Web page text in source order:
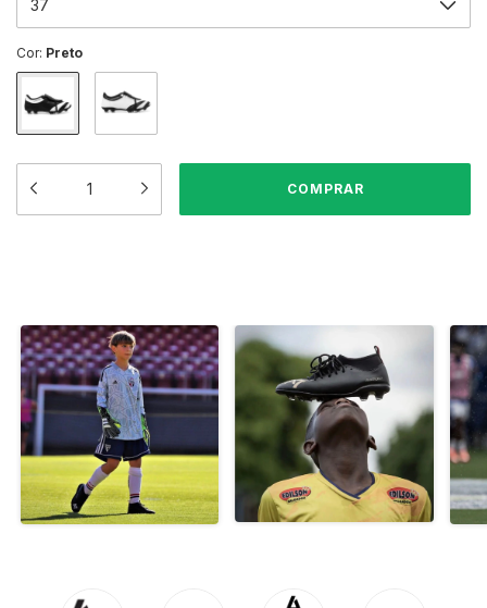
Cor: Preto